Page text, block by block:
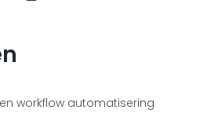
workflow automatisering